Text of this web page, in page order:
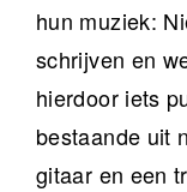
hun muziek:
schrijven en
hierdoor iets
bestaande uit
gitaar en een